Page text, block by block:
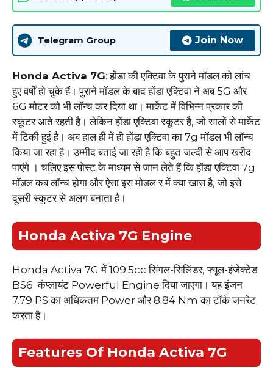
Telegram Group Join Now
Honda Activa 7G: होंडा की एक्टिवा के पुराने मॉडल को लांच
हुए वर्षों हो चुके हैं। पुराने मॉडल के बाद होंडा एक्टिवा ने अब 5G और
6G मोटर को भी लॉन्च कर दिया था। मार्केट में विभिन्न प्रकार की
स्कूटर आते रहती है। लेकिन होंडा एक्टिवा स्कूटर है, जो सालों से मार्केट
में टिकी हुई है। अब हाल ही में ही होंडा एक्टिवा का 7g मॉडल भी लॉन्च
किया जा रहा है। उम्मीद बताई जा रही है कि बहुत जल्दी से आप खरीद
पाएंगे । चलिए इस पोस्ट के माध्यम से जान लेते हैं कि होंडा एक्टिवा 7g
मॉडल कब लॉन्च होगा और ऐसा इस मोडल र में क्या खास है, जो इसे
दूसरी स्कूटर से अलग बनाता है।
Honda Activa 7G Engine
Honda Activa 7G में 109.5cc सिंगल-सिलिंडर, फ्यूल-इंजेक्टेड
BS6 कंप्लायंट Powerful Engine दिया जाएगा। यह इंजन
7.79 PS का अधिकतम Power और 8.84 Nm का टॉर्क जनरेट
करता है।
Features Of Honda Activa 7G